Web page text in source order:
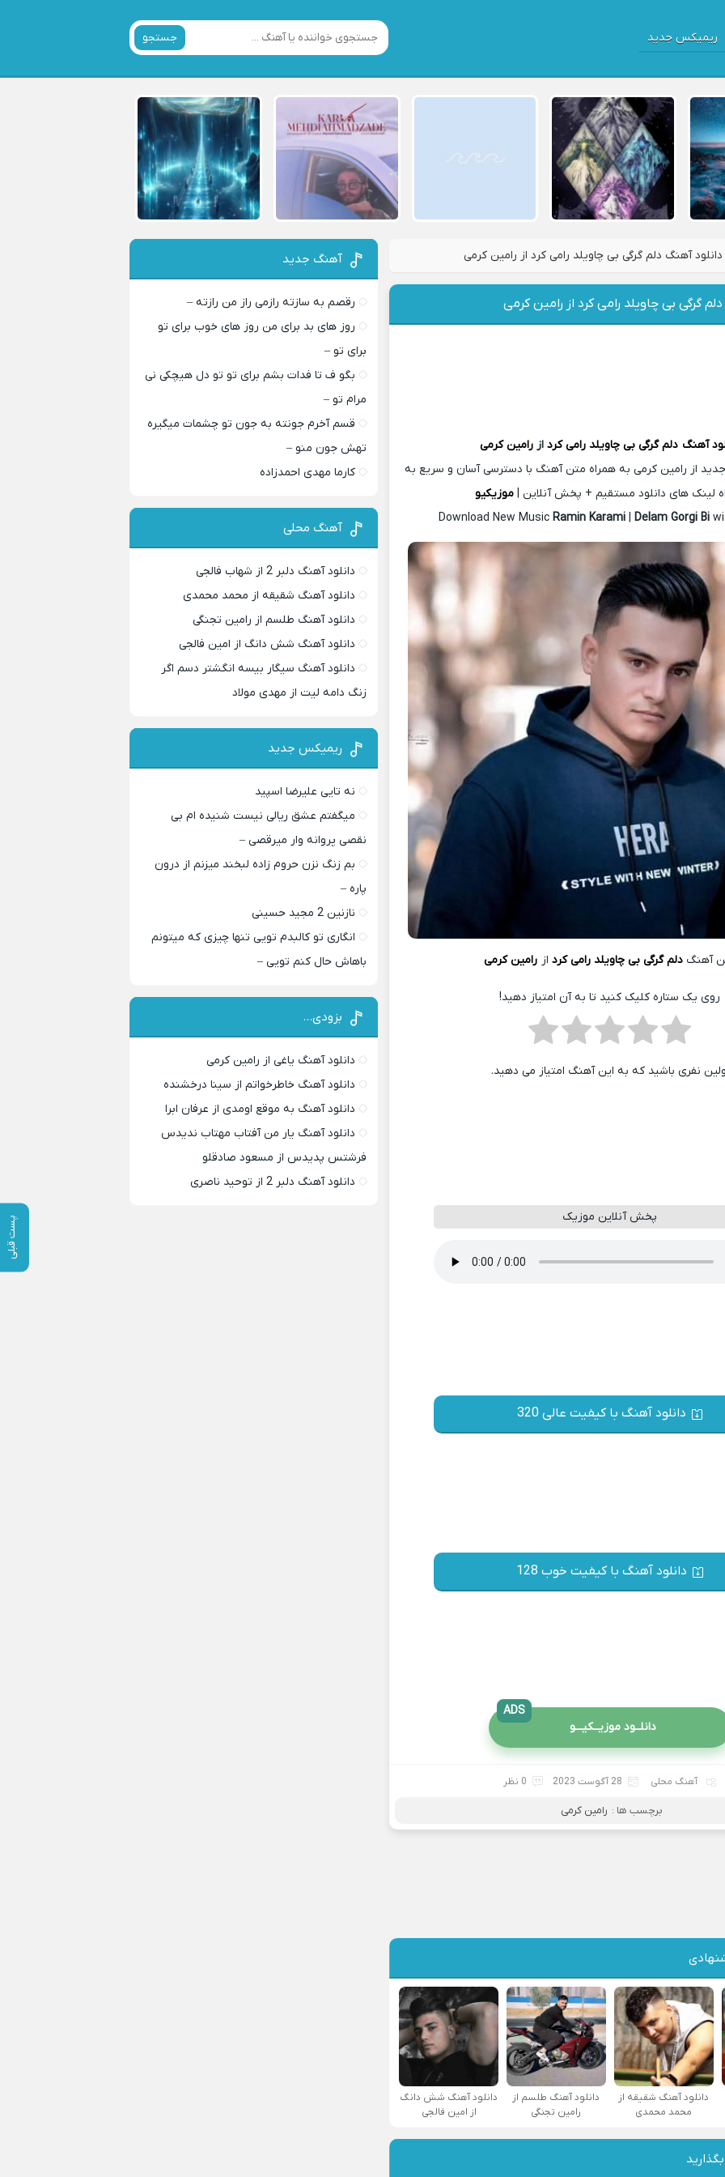
ریمیکس جدید جستجو
دانلود آهنگ دلم گرگی بی چاویلد رامی کرد از رامین کرمی
پست قبلی
گرگی بی چاویلد رامی کرد از رامین کرمی
آهنگ دلم گرگی بی چاویلد رامی کرد از رامین کرمی
از رامین کرمی به همراه متن آهنگ با دسترسی آسان و سریع به
لینک های دانلود مستقیم + پخش آنلاین |موزیکیو
Download New Music Ramin Karami| Delam Gorgi Bi
آهنگدلم گرگی بی چاویلد رامی کرد از رامین کرمی
روی یک ستاره کلیک کنید تا به آن امتیاز دهید!
نفری باشید که به این آهنگ امتیاز می دهید.
پخش آنلاین موزیک
دانلود آهنگ با کیفیت عالی 320
دانلود آهنگ با کیفیت خوب 128
دانلــود موزیــکیـــو
ADS
آهنگ محلی 28 آگوست 2023 0 نظر
برچسب ها : رامین کرمی
دانلود آهنگ شقیقه از
محمد محمدی
دانلود آهنگ طلسم از
رامین تجنگی
دانلود آهنگ شش دانگ
از امین فالجی
آهنگ جدید
رقصم به سازته رازمی راز من رازته –
روز های بد برای من روز های خوب برای تو
برای تو –
بگو ف تا فدات بشم برای تو تو دل هیچکی نی
مرام تو –
قسم آخرم جونته به جون تو چشمات میگیره
تهش جون منو –
کارما مهدی احمدزاده
آهنگ محلی
دانلود آهنگ دلبر 2 از شهاب فالجی
دانلود آهنگ شقیقه از محمد محمدی
دانلود آهنگ طلسم از رامین تجنگی
دانلود آهنگ شش دانگ از امین فالجی
دانلود آهنگ سیگار بیسه انگشتر دسم اگر
زنگ دامه لیت از مهدی مولاد
ریمیکس جدید
نه تایی علیرضا اسپید
میگفتم عشق ریالی نیست شنیده ام بی
نقصی پروانه وار میرقصی –
بم زنگ نزن حروم زاده لبخند میزنم از درون
پاره –
نازنین 2 مجید حسینی
انگاری تو کالبدم تویی تنها چیزی که میتونم
باهاش حال کنم تویی –
بزودی…
دانلود آهنگ یاغی از رامین کرمی
دانلود آهنگ خاطرخواتم از سینا درخشنده
دانلود آهنگ به موقع اومدی از عرفان ابرا
دانلود آهنگ یار من آفتاب مهتاب ندیدس
فرشتس پدیدس از مسعود صادقلو
دانلود آهنگ دلبر 2 از توحید ناصری